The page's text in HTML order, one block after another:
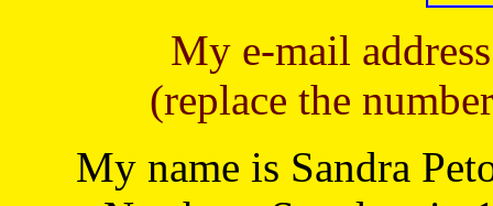
My e-mail
(replace the
My name is Sandra